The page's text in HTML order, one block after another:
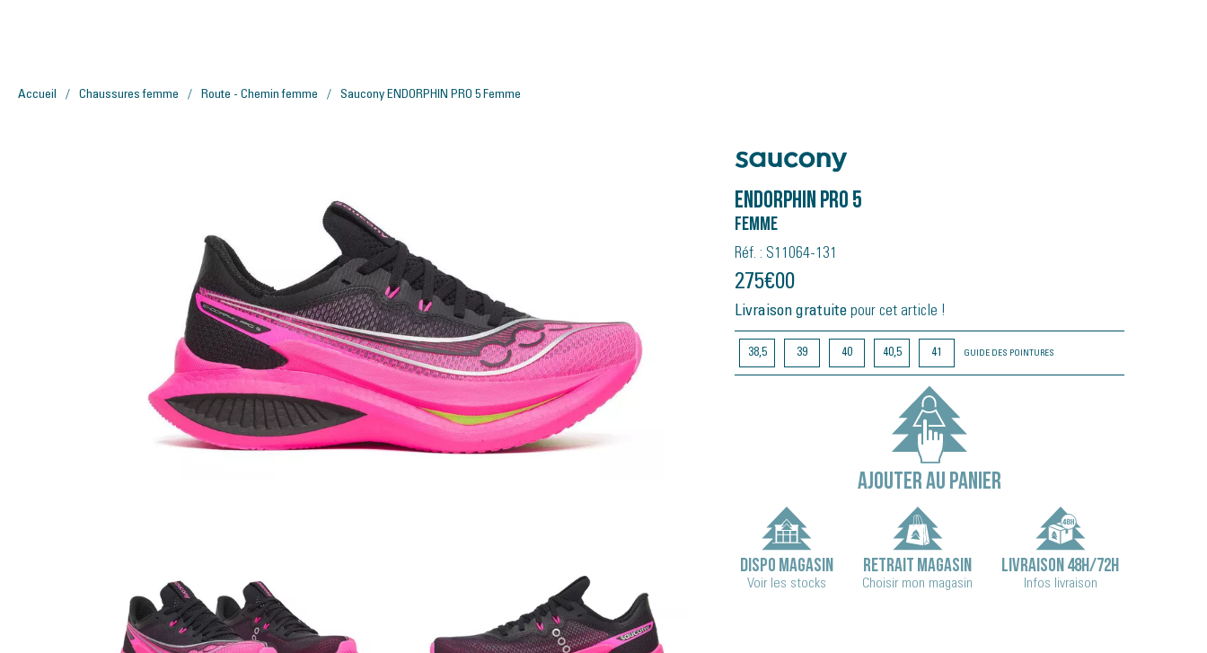
Accueil Chaussures femme Route - Chemin femme Saucony ENDORPHIN PRO 5 Femme
Saucony
ENDORPHIN PRO 5
Femme
Réf. : S11064-131
275€00
Livraison gratuite pour cet article !
38,5 39 40 40,5 41 GUIDE DES POINTURES
AJOUTER AU PANIER
DISPO MAGASIN
Voir les stocks
RETRAIT MAGASIN
Choisir mon magasin
LIVRAISON 48H/72H
Infos livraison